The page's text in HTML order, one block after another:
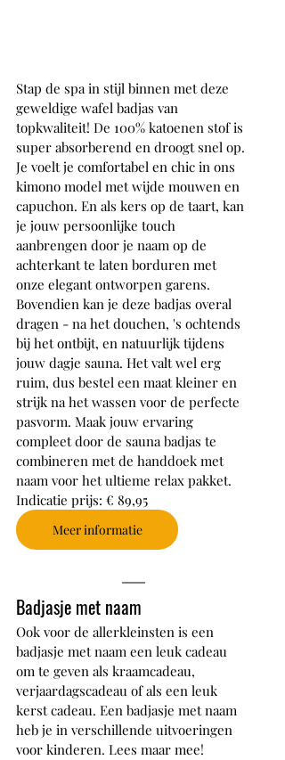
Stap de spa in stijl binnen met deze
geweldige wafel badjas van
topkwaliteit! De 100% katoenen stof is
super absorberend en droogt snel op.
Je voelt je comfortabel en chic in ons
kimono model met wijde mouwen en
capuchon. En als kers op de taart, kan
je jouw persoonlijke touch
aanbrengen door je naam op de
achterkant te laten borduren met
onze elegant ontworpen garens.
Bovendien kan je deze badjas overal
dragen - na het douchen, 's ochtends
bij het ontbijt, en natuurlijk tijdens
jouw dagje sauna. Het valt wel erg
ruim, dus bestel een maat kleiner en
strijk na het wassen voor de perfecte
pasvorm. Maak jouw ervaring
compleet door de sauna badjas te
combineren met de handdoek met
naam voor het ultieme relax pakket.
Indicatie prijs: € 89,95
Meer informatie
Badjasje met naam
Ook voor de allerkleinsten is een
badjasje met naam een leuk cadeau
om te geven als kraamcadeau,
verjaardagscadeau of als een leuk
kerst cadeau. Een badjasje met naam
heb je in verschillende uitvoeringen
voor kinderen. Lees maar mee!